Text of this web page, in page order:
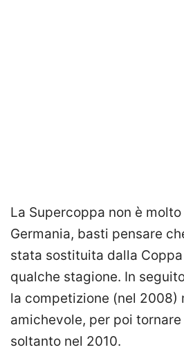
La Supercoppa non è
Germania, basti pensare
stata sostituita dalla
qualche stagione. In
la competizione (nel 2008)
amichevole, per poi
soltanto nel 2010.